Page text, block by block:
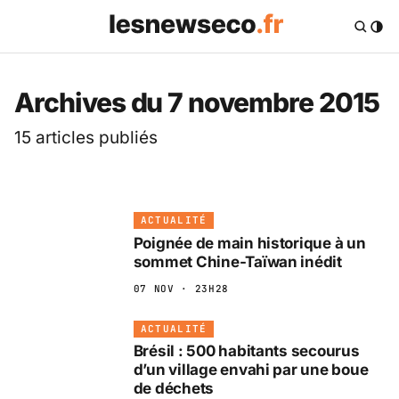
Les News Eco .fr —
Archives du 7 novembre 2015
15 articles publiés
ACTUALITÉ
Poignée de main historique à un
sommet Chine-Taïwan inédit
07 NOV · 23H28
ACTUALITÉ
Brésil : 500 habitants secourus
d’un village envahi par une boue
de déchets